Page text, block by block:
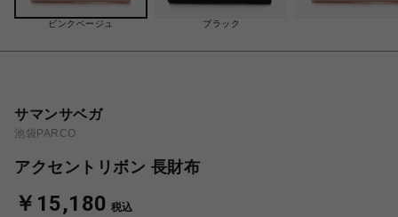
ピンクベージュ ブラック
サマンサベガ
池袋PARCO
アクセントリボン 長財布
￥15,180 税込